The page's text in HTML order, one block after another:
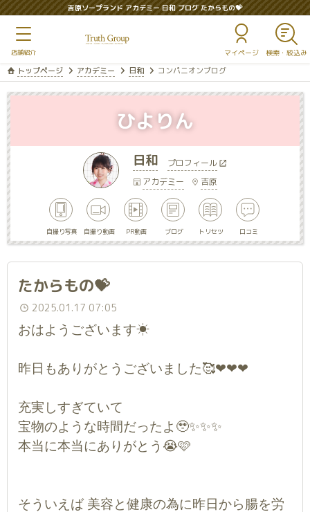
吉原ソープランド アカデミー 日和 ブログ たからもの💝
マイページ
トップページ アカデミー 日和 コンパニオンブログ
日和
プロフィール
アカデミー
吉原
自撮り写真 自撮り動画 PR動画 ブログ トリセツ 口コミ
ひよりん
たからもの💝
2025.01.17 07:05
おはようございます☀
昨日もありがとうございました🥰❤❤❤
充実しすぎていて
宝物のような時間だったよ🥹✨✨✨
本当に本当にありがとう😭🩷
そういえば 美容と健康の為に昨日から腸を労